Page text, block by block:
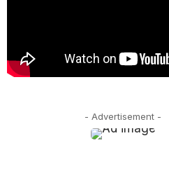
- Advertisement -